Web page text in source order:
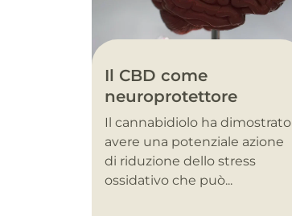
Il CBD come
neuroprotettore
Il cannabidiolo ha dimostrato
avere una potenziale azione
di riduzione dello stress
ossidativo che può...